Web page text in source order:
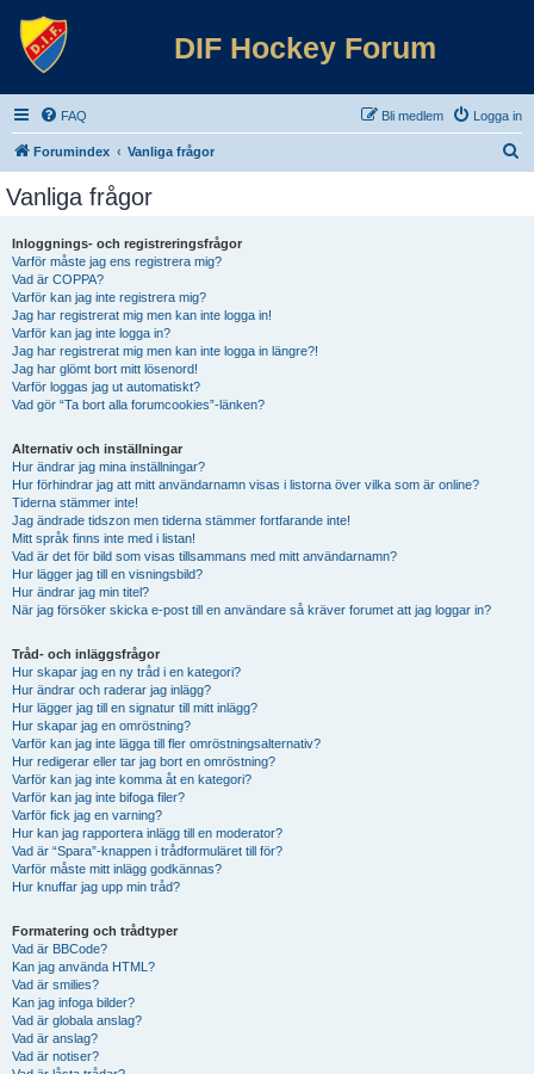
DIF Hockey Forum
FAQ Logga in
Bli medlem
Forumindex Vanliga frågor
Vanliga frågor
Inloggnings- och registreringsfrågor
Varför måste jag ens registrera mig?
Vad är COPPA?
Varför kan jag inte registrera mig?
Jag har registrerat mig men kan inte logga in!
Varför kan jag inte logga in?
Jag har registrerat mig men kan inte logga in längre?!
Jag har glömt bort mitt lösenord!
Varför loggas jag ut automatiskt?
Vad gör “Ta bort alla forumcookies”-länken?
Alternativ och inställningar
Hur ändrar jag mina inställningar?
Hur förhindrar jag att mitt användarnamn visas i listorna över vilka som är online?
Tiderna stämmer inte!
Jag ändrade tidszon men tiderna stämmer fortfarande inte!
Mitt språk finns inte med i listan!
Vad är det för bild som visas tillsammans med mitt användarnamn?
Hur lägger jag till en visningsbild?
Hur ändrar jag min titel?
När jag försöker skicka e-post till en användare så kräver forumet att jag loggar in?
Tråd- och inläggsfrågor
Hur skapar jag en ny tråd i en kategori?
Hur ändrar och raderar jag inlägg?
Hur lägger jag till en signatur till mitt inlägg?
Hur skapar jag en omröstning?
Varför kan jag inte lägga till fler omröstningsalternativ?
Hur redigerar eller tar jag bort en omröstning?
Varför kan jag inte komma åt en kategori?
Varför kan jag inte bifoga filer?
Varför fick jag en varning?
Hur kan jag rapportera inlägg till en moderator?
Vad är “Spara”-knappen i trådformuläret till för?
Varför måste mitt inlägg godkännas?
Hur knuffar jag upp min tråd?
Formatering och trådtyper
Vad är BBCode?
Kan jag använda HTML?
Vad är smilies?
Kan jag infoga bilder?
Vad är globala anslag?
Vad är anslag?
Vad är notiser?